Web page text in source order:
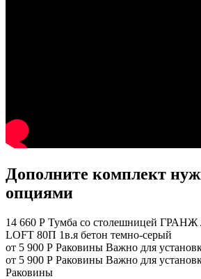
Дополните комплект
опциями
14 660 Р Тумба со столешницей
LOFT 80П 1в.я бетон темно-серый
от 5 900 Р Раковины Важно для
от 5 900 Р Раковины Важно для
Раковины